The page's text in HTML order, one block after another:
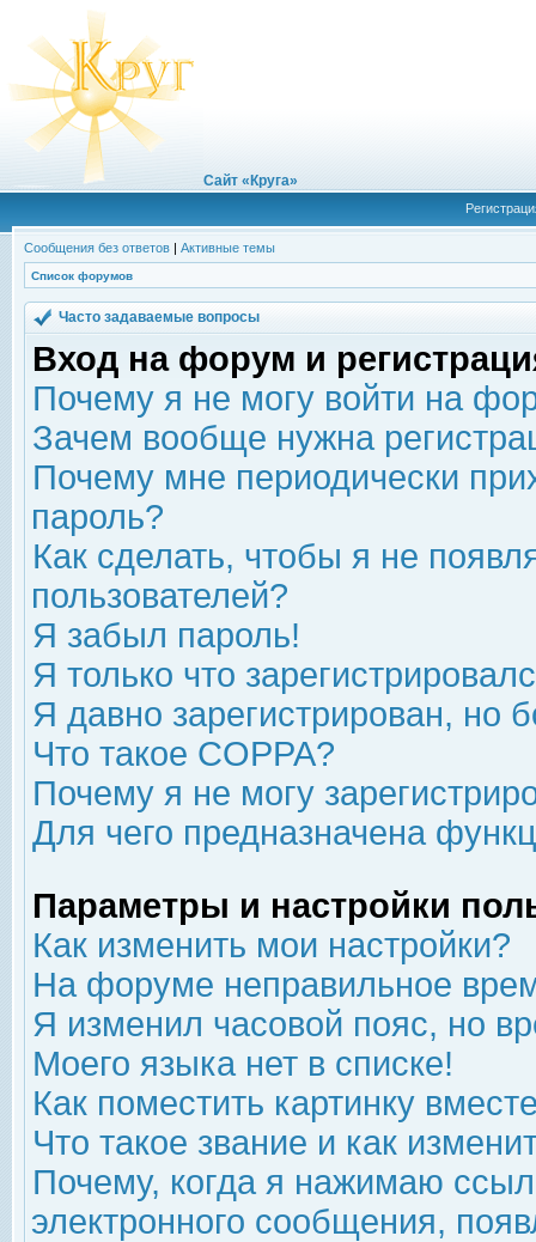
Сайт «Круга»
Сообщения без ответов | Активные темы
Список форумов
Часто задаваемые вопросы
Вход на форум и
Почему я не могу войти на
Зачем вообще нужна
Почему мне периодически
пароль?
Как сделать, чтобы я не
пользователей?
Я забыл пароль!
Я только что
Я давно зарегистрирован, но
Что такое COPPA?
Почему я не могу
Для чего предназначена
Параметры и настройки
Как изменить мои настройки?
На форуме неправильное
Я изменил часовой пояс, но
Моего языка нет в списке!
Как поместить картинку
Что такое звание и как
Почему, когда я нажимаю
электронного сообщения,